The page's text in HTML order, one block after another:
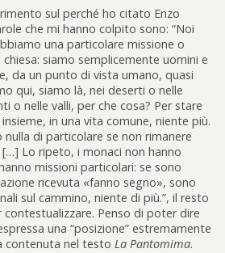
sul perché ho citato Enzo
che mi hanno colpito sono: “Noi
una particolare missione o
chiesa: siamo semplicemente uomini e
da un punto di vista umano, quasi
qui, siamo là, nei deserti o nelle
o nelle valli, per che cosa? Per stare
in una vita comune, niente più.
nulla di particolare se non rimanere
Lo ripeto, i monaci non hanno
missioni particolari: se sono
ricevuta «fanno segno», sono
sul cammino, niente di più.”, il resto
contestualizzare. Penso di poter dire
una “posizione” estremamente
contenuta nel testo La Pantomima.